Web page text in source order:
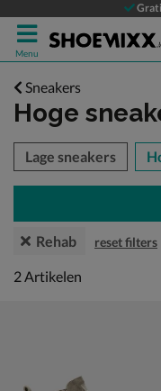
Menu
Sneakers
Hoge
over
Lage sneakers
Rehab reset filters
2 artikelen
2Artikelen